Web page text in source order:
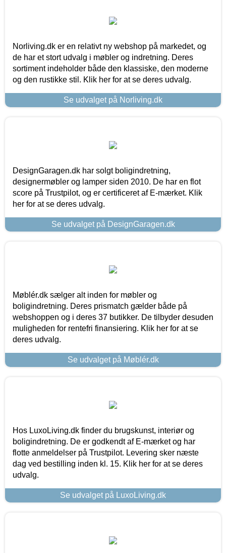
Norliving.dk er en relativt ny webshop på markedet, og
de har et stort udvalg i møbler og indretning. Deres
sortiment indeholder både den klassiske, den moderne
og den rustikke stil. Klik her for at se deres udvalg.
Se udvalget på Norliving.dk
DesignGaragen.dk har solgt boligindretning,
designermøbler og lamper siden 2010. De har en flot
score på Trustpilot, og er certificeret af E-mærket. Klik
her for at se deres udvalg.
Se udvalget på DesignGaragen.dk
Møblér.dk sælger alt inden for møbler og
boligindretning. Deres prismatch gælder både på
webshoppen og i deres 37 butikker. De tilbyder desuden
muligheden for rentefri finansiering. Klik her for at se
deres udvalg.
Se udvalget på Møblér.dk
Hos LuxoLiving.dk finder du brugskunst, interiør og
boligindretning. De er godkendt af E-mærket og har
flotte anmeldelser på Trustpilot. Levering sker næste
dag ved bestilling inden kl. 15. Klik her for at se deres
udvalg.
Se udvalget på LuxoLiving.dk